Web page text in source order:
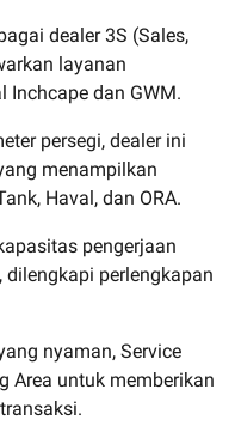
dealer 3S (Sales,
layanan
Inchcape dan GWM.
persegi, dealer ini
menampilkan
Haval, dan ORA.
pengerjaan
perlengkapan
nyaman, Service
Area untuk memberikan